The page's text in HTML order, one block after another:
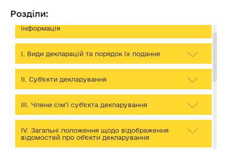
Розділи:
інформація
І. Види декларацій та порядок їх подання
ІІ. Суб’єкти декларування
ІІІ. Члени сім’ї суб’єкта декларування
IV. Загальні положення щодо відображення
відомостей про об’єкти декларування